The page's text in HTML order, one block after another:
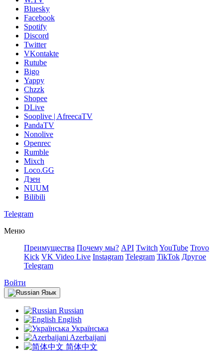
Bluesky
Facebook
Spotify
Discord
Twitter
VKontakte
Rutube
Bigo
Yappy
Chzzk
Shopee
DLive
Sooplive | AfreecaTV
PandaTV
Nonolive
Openrec
Rumble
Mixch
Loco.GG
Дзен
NUUM
Bilibili
Telegram
Меню
Преимущества Почему мы? API Twitch YouTube Trovo
Kick VK Video Live Instagram Telegram TikTok Другое
Telegram
Войти
Язык
Russian
English
Українська
Azerbaijani
简体中文